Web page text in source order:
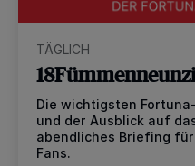
TÄGLICH
Die wichtigsten
und der Ausblick auf
abendliches Briefing
Fans.